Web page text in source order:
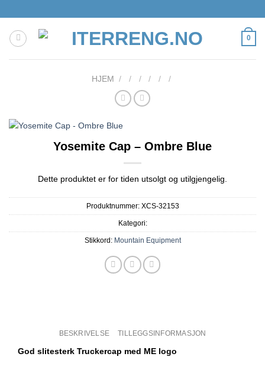
to
content
0
HJEM / / / / / /
Yosemite Cap – Ombre Blue
Dette produktet er for tiden utsolgt og utilgjengelig.
Produktnummer: XCS-32153
Kategori:
Stikkord: Mountain Equipment
BESKRIVELSE TILLEGGSINFORMASJON
God slitesterk Truckercap med ME logo